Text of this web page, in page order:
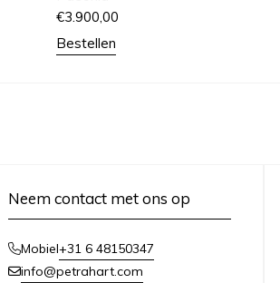
€3.900,00
Bestellen
Neem contact met ons op
Mobiel+31 6 48150347
info@petrahart.com